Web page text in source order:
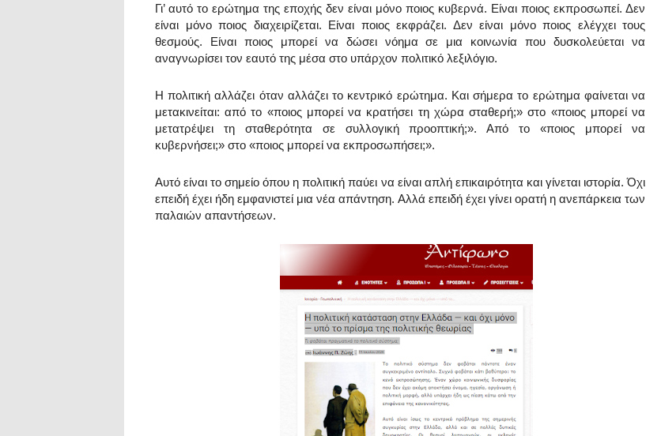
Γι’ αυτό το ερώτημα της εποχής δεν είναι μόνο ποιος κυβερνά. Είναι ποιος εκπροσωπεί. Δεν
είναι μόνο ποιος διαχειρίζεται. Είναι ποιος εκφράζει. Δεν είναι μόνο ποιος ελέγχει τους
θεσμούς. Είναι ποιος μπορεί να δώσει νόημα σε μια κοινωνία που δυσκολεύεται να
αναγνωρίσει τον εαυτό της μέσα στο υπάρχον πολιτικό λεξιλόγιο.
Η πολιτική αλλάζει όταν αλλάζει το κεντρικό ερώτημα. Και σήμερα το ερώτημα φαίνεται να
μετακινείται: από το «ποιος μπορεί να κρατήσει τη χώρα σταθερή;» στο «ποιος μπορεί να
μετατρέψει τη σταθερότητα σε συλλογική προοπτική;». Από το «ποιος μπορεί να
κυβερνήσει;» στο «ποιος μπορεί να εκπροσωπήσει;».
Αυτό είναι το σημείο όπου η πολιτική παύει να είναι απλή επικαιρότητα και γίνεται ιστορία. Όχι
επειδή έχει ήδη εμφανιστεί μια νέα απάντηση. Αλλά επειδή έχει γίνει ορατή η ανεπάρκεια των
παλαιών απαντήσεων.